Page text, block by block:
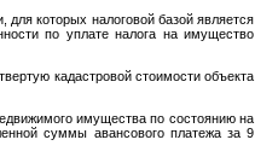
которых налоговой базой является
по уплате налога на имущество
кадастровой стоимости объекта
имущества по состоянию на
суммы авансового платежа за 9